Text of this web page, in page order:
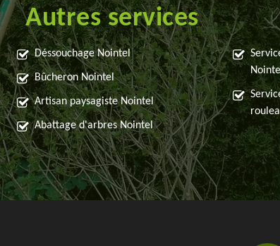
Autres services
Déssouchage Nointel
Bûcheron Nointel
Artisan paysagiste Nointel
Abattage d'arbres Nointel